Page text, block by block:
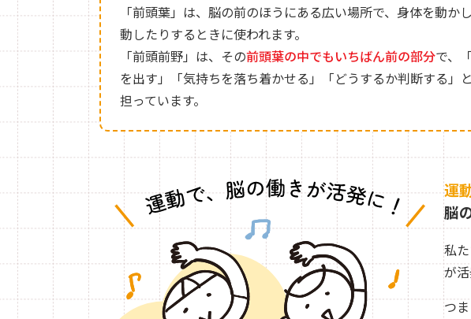
「前頭葉」は、脳の前のほうにある広い場所で、身体を動か
動したりするときに使われます。
「前頭前野」は、その前頭葉の中でもいちばん前の部分で、
を出す」「気持ちを落ち着かせる」「どうするか判断する」
担っています。
運
脳
私
が
つ